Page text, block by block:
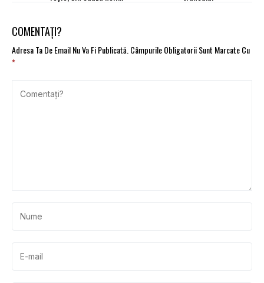
COMENTAȚI?
Adresa Ta De Email Nu Va Fi Publicată.Câmpurile Obligatorii Sunt Marcate Cu
*